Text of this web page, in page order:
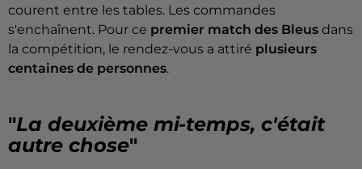
courent entre les tables. Les commandes
s'enchaînent. Pour ce premier match des Bleus dans
la compétition, le rendez-vous a attiré plusieurs
centaines de personnes.
"La deuxième mi-temps, c'était
autre chose"